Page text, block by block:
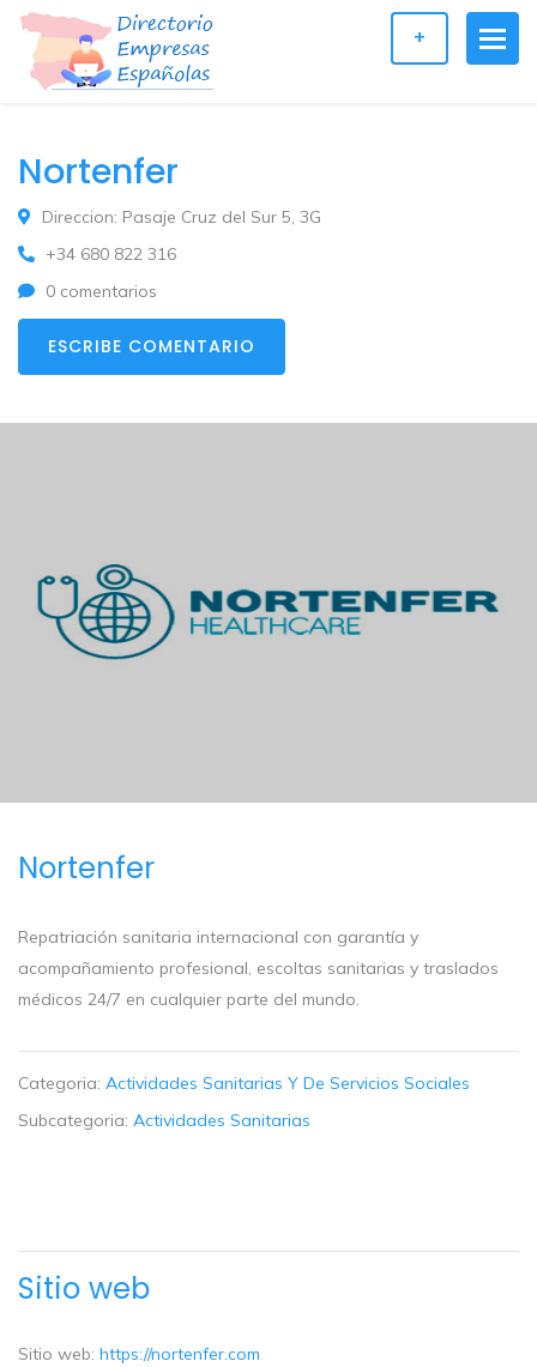
+
Nortenfer
Direccion: Pasaje Cruz del Sur 5, 3G
+34 680 822 316
0 comentarios
ESCRIBE COMENTARIO
Nortenfer
Repatriación sanitaria internacional con garantía y
acompañamiento profesional, escoltas sanitarias y traslados
médicos 24/7 en cualquier parte del mundo.
Categoria: Actividades Sanitarias Y De Servicios Sociales
Subcategoria: Actividades Sanitarias
Sitio web
Sitio web: https://nortenfer.com